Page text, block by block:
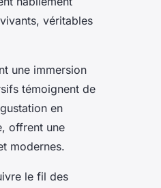
véritables
une immersion
témoignent de
en
offrent une
modernes.
le fil des